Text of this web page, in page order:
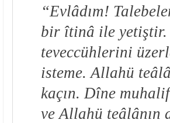
“Evlâdım!
bir îtinâ ile yetiştir.
teveccühlerini
isteme. Allahü
kaçın. Dîne
ve Allahü teâlânın